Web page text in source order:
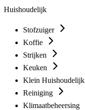
Huishoudelijk
Stofzuiger
Koffie
Strijken
Keuken
Klein Huishoudelijk
Reiniging
Klimaatbeheersing